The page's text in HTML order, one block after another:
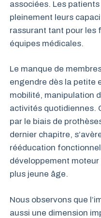
associées. Les
pleinement leurs
rassurant tant pour les
équipes médicales.
Le manque de
engendre dès la petite
mobilité, manipulation
activités quotidiennes.
par le biais de
dernier chapitre,
rééducation
développement
plus jeune âge.
Nous observons que
aussi une dimension